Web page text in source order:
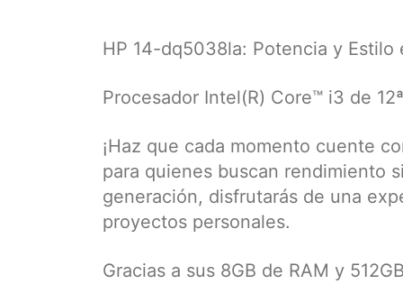
HP 14-dq5038la: Potencia y
Procesador Intel(R) Core™ i3 de
¡Haz que cada momento cuente
para quienes buscan rendimiento
generación, disfrutarás de una
proyectos personales.
Gracias a sus 8GB de RAM y